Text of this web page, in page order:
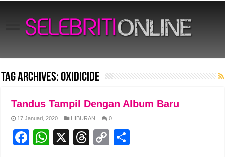
Tag Archives:Oxidicide
Tandus Tampil Dengan Album Baru
17 Januari, 2020 HIBURAN 0
F
W
X
T
C